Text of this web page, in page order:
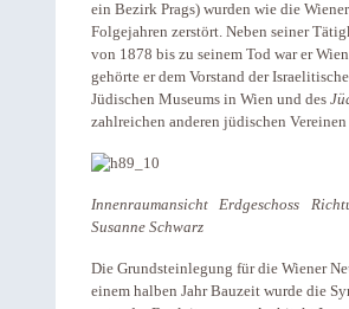
ein Bezirk Prags) wurden wie die
Folgejahren zerstört. Neben seiner
von 1878 bis zu seinem Tod war er
gehörte er dem Vorstand der
Jüdischen Museums in Wien und des
zahlreichen anderen jüdischen
Innenraumansicht Erdgeschoss
Susanne Schwarz
Die Grundsteinlegung für die Wiener
einem halben Jahr Bauzeit wurde die